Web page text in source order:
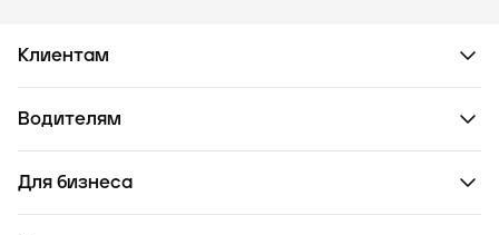
Клиентам
Водителям
Для бизнеса